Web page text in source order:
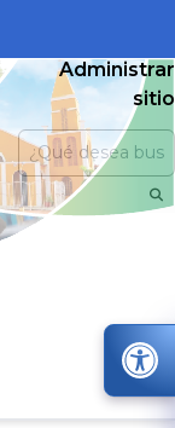
Administrar
sitio